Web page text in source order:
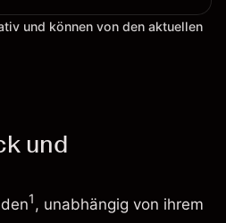
und können von den aktuellen
und
1, unabhängig von ihrem